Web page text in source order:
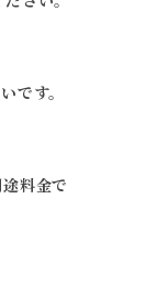
です。
料金で